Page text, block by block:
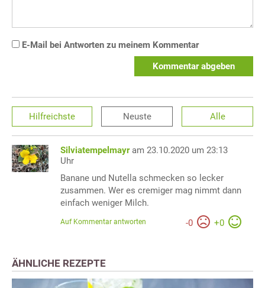
E-Mail bei Antworten zu meinem Kommentar
Kommentar abgeben
Hilfreichste Neuste Alle
Silviatempelmayr am 23.10.2020 um 23:13
Uhr
Banane und Nutella schmecken so lecker
zusammen. Wer es cremiger mag nimmt dann
einfach weniger Milch.
-0 +0
Auf Kommentar antworten
ÄHNLICHE REZEPTE